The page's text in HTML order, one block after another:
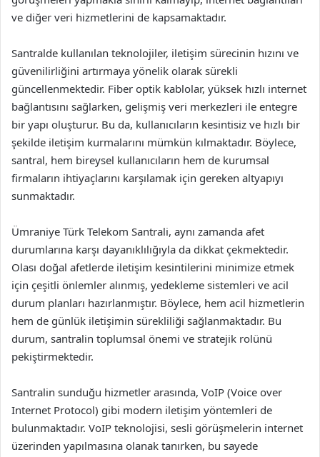
ve diğer veri hizmetlerini de kapsamaktadır.
Santralde kullanılan teknolojiler, iletişim sürecinin hızını ve
güvenilirliğini artırmaya yönelik olarak sürekli
güncellenmektedir. Fiber optik kablolar, yüksek hızlı internet
bağlantısını sağlarken, gelişmiş veri merkezleri ile entegre
bir yapı oluşturur. Bu da, kullanıcıların kesintisiz ve hızlı bir
şekilde iletişim kurmalarını mümkün kılmaktadır. Böylece,
santral, hem bireysel kullanıcıların hem de kurumsal
firmaların ihtiyaçlarını karşılamak için gereken altyapıyı
sunmaktadır.
Ümraniye Türk Telekom Santrali, aynı zamanda afet
durumlarına karşı dayanıklılığıyla da dikkat çekmektedir.
Olası doğal afetlerde iletişim kesintilerini minimize etmek
için çeşitli önlemler alınmış, yedekleme sistemleri ve acil
durum planları hazırlanmıştır. Böylece, hem acil hizmetlerin
hem de günlük iletişimin sürekliliği sağlanmaktadır. Bu
durum, santralin toplumsal önemi ve stratejik rolünü
pekiştirmektedir.
Santralin sunduğu hizmetler arasında, VoIP (Voice over
Internet Protocol) gibi modern iletişim yöntemleri de
bulunmaktadır. VoIP teknolojisi, sesli görüşmelerin internet
üzerinden yapılmasına olanak tanırken, bu sayede